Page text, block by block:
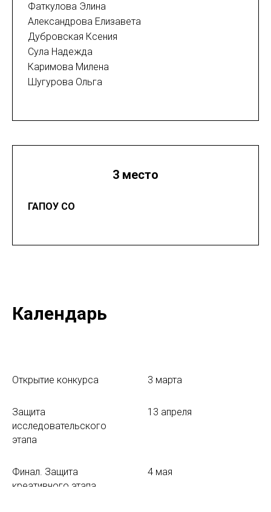
Фаткулова Элина
Александрова Елизавета
Дубровская Ксения
Сула Надежда
Каримова Милена
Шугурова Ольга
3 место
ГАПОУ СО
Календарь
Открытие конкурса 3 марта
Защита
исследовательского
этапа
13 апреля
Финал. Защита
креативного этапа
4 мая